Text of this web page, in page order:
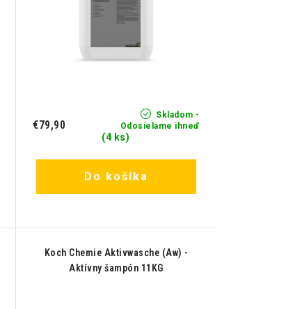
Skladom -
Odosielame ihneď
(4 ks)
€79,90
Do košíka
Koch Chemie Aktivwasche (Aw) -
Aktívny šampón 11KG